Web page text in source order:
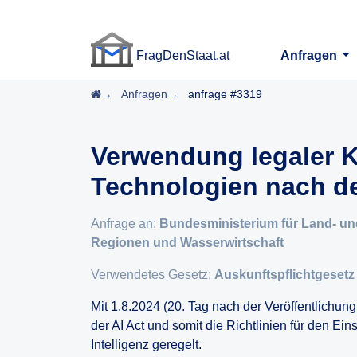
FragDenStaat.at
Anfragen
Startseite
Anfragen anfrage #3319
Verwendung legaler
Technologien nach
Anfrage an: Bundesministerium für Land-
Regionen und Wasserwirtschaft
Verwendetes Gesetz: Auskunftspflichtgesetz
Mit 1.8.2024 (20. Tag nach der
der AI Act und somit die Richtlinien für den
Intelligenz geregelt.